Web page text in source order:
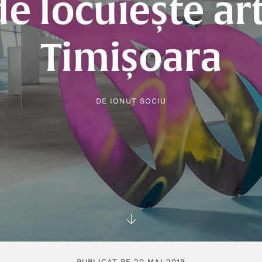
locuiește
Timișoara
DE IONUȚ SOCIU